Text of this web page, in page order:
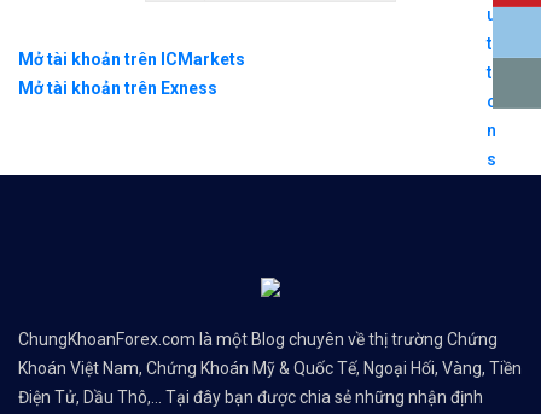
Mở tài khoản trên ICMarkets
Mở tài khoản trên Exness
ChungKhoanForex.com là một Blog chuyên về thị trường Chứng
Khoán Việt Nam, Chứng Khoán Mỹ & Quốc Tế, Ngoại Hối, Vàng, Tiền
Điện Tử, Dầu Thô,... Tại đây bạn được chia sẻ những nhận định